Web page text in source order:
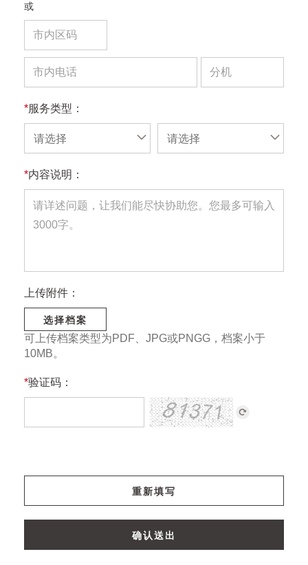
或
*服务类型：
请选择 请选择
*内容说明：
上传附件：
选择档案
可上传档案类型为PDF、JPG或PNGG，档案小于
10MB。
*验证码：